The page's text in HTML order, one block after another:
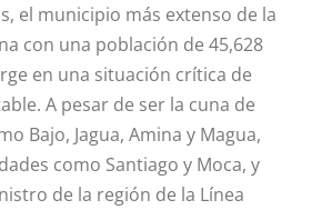
el municipio más extenso de la
con una población de 45,628
en una situación crítica de
A pesar de ser la cuna de
Bajo, Jagua, Amina y Magua,
como Santiago y Moca, y
de la región de la Línea